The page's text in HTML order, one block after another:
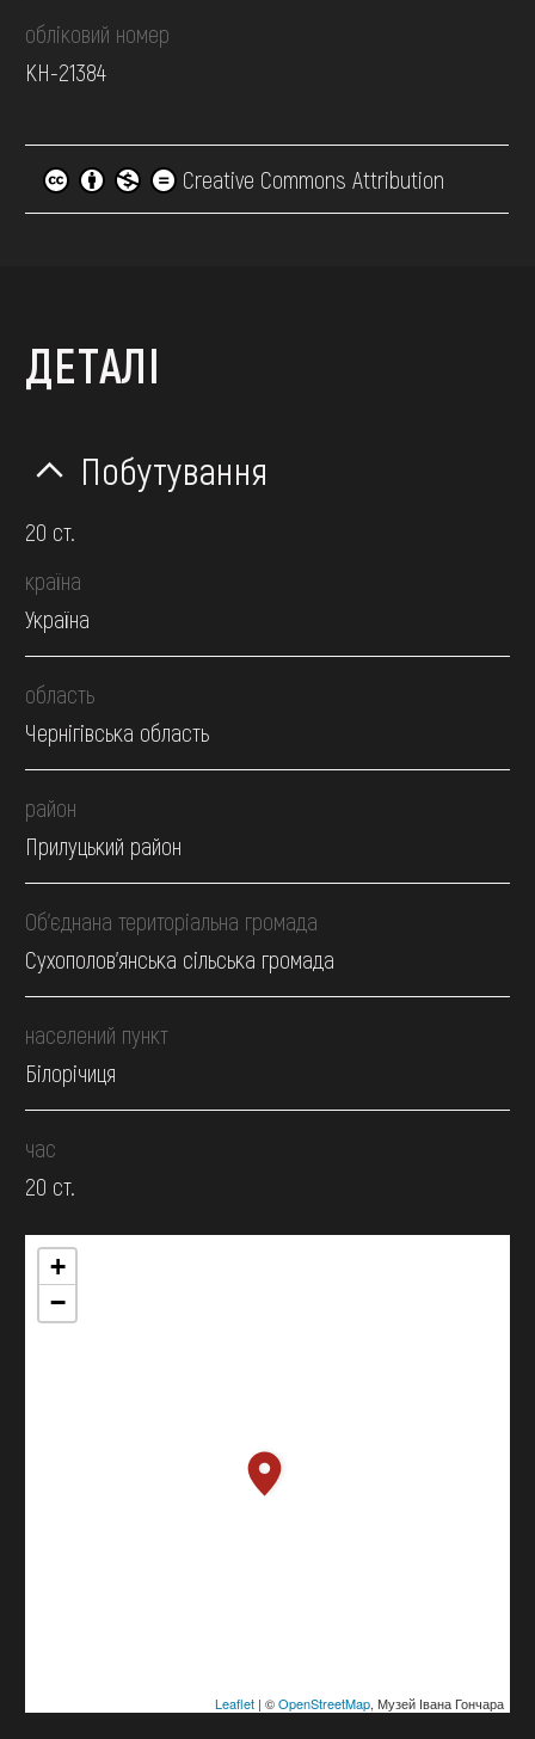
обліковий номер
КН-21384
Creative Commons Attribution
ДЕТАЛІ
Побутування
20 ст.
країна
Україна
область
Чернігівська область
район
Прилуцький район
Об’єднана територіальна громада
Сухополов'янська сільська громада
населений пункт
Білорічиця
час
20 ст.
+
−
Leaflet| ©OpenStreetMap, Музей Івана Гончара